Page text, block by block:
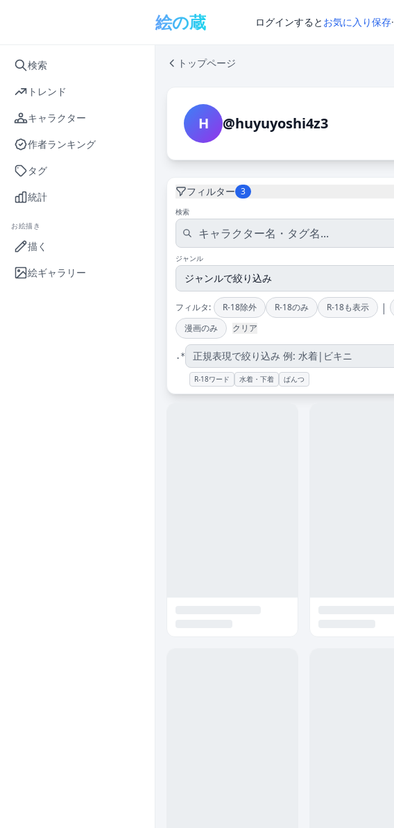
検索
トレンド
キャラクター
作者ランキング
タグ
統計
お絵描き
描く
絵ギャラリー
絵の蔵 ログインすると お気に入り保存·
トップページ
H @huyuyoshi4z3
フィルター 3
検索
ジャンル
フィルタ: R-18除外 R-18のみ R-18も表示 |
漫画のみ
クリア
.*
R-18ワード 水着・下着 ぱんつ